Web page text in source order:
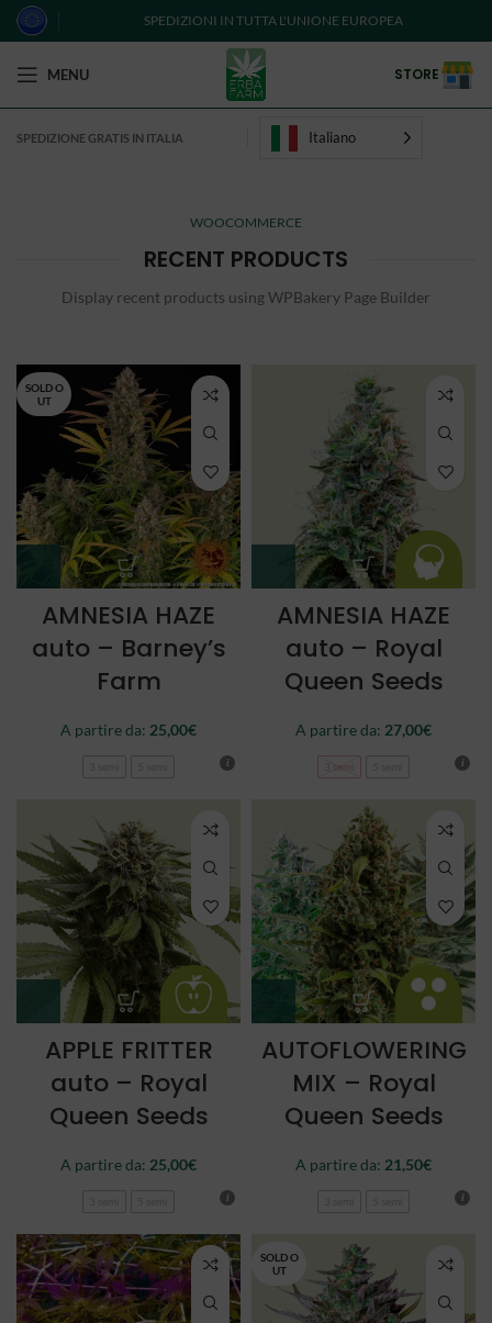
SPEDIZIONI IN TUTTA L'UNIONE EUROPEA
MENU STORE
SPEDIZIONE GRATIS IN ITALIA Italiano
WOOCOMMERCE
RECENT PRODUCTS
Display recent products using WPBakery Page Builder
SOLD O
UT
AMNESIA HAZE
auto – Barney’s
Farm
A partire da: 25,00€
AMNESIA HAZE
auto – Royal
Queen Seeds
A partire da: 27,00€
3 semi
APPLE FRITTER
auto – Royal
Queen Seeds
A partire da: 25,00€
AUTOFLOWERING
MIX – Royal
Queen Seeds
A partire da: 21,50€
SOLD O
UT